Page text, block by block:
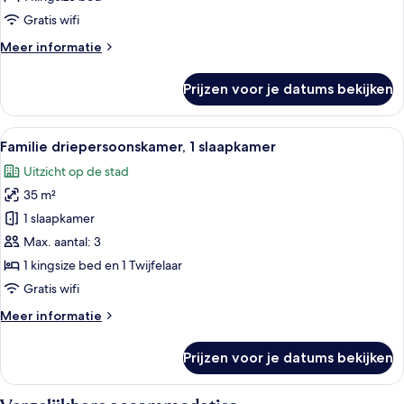
ladenGratis wifi
Meer informatie
Meer
tweepersoonskamer,
slaapkamer
Prijzen voor je datums bekijken
Alle
foto's
voor
Familie
driepersoonskamer,
1
slaapkamer
laden
Een moderne hotelkamer met een
15
Familie driepersoonskamer, 1 slaapkamer
Uitzicht op de stad
35 m²
1 slaapkamer
Max. aantal: 3
1 kingsize bed en 1 Twijfelaar
Gratis wifi
Meer informatie
Meer
driepersoonskamer,
1
Prijzen voor je datums bekijken